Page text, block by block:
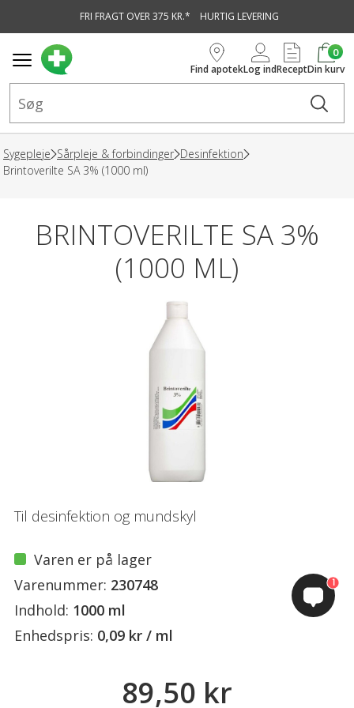
FRI FRAGT OVER 375 KR.* HURTIG LEVERING
Find apotekLog indRecept
0
Din kurv
Sygepleje Sårpleje & forbindinger Desinfektion
Brintoverilte SA 3% (1000 ml)
BRINTOVERILTE SA 3%
(1000 ML)
Til desinfektion og mundskyl
Varen er på lager
Varenummer: 230748
Indhold: 1000 ml
Enhedspris: 0,09 kr / ml
89,50 kr
1